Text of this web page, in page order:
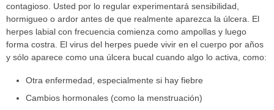
contagioso. Usted por lo regular experimentará sensibilidad,
hormigueo o ardor antes de que realmente aparezca la úlcera. El
herpes labial con frecuencia comienza como ampollas y luego
forma costra. El virus del herpes puede vivir en el cuerpo por años
y sólo aparece como una úlcera bucal cuando algo lo activa, como:
Otra enfermedad, especialmente si hay fiebre
Cambios hormonales (como la menstruación)